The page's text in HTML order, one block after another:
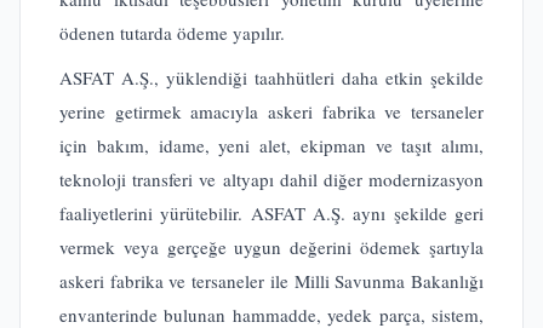
ödenen tutarda ödeme yapılır.
ASFAT A.Ş., yüklendiği taahhütleri daha etkin şekilde
yerine getirmek amacıyla askeri fabrika ve tersaneler
için bakım, idame, yeni alet, ekipman ve taşıt alımı,
teknoloji transferi ve altyapı dahil diğer modernizasyon
faaliyetlerini yürütebilir. ASFAT A.Ş. aynı şekilde geri
vermek veya gerçeğe uygun değerini ödemek şartıyla
askeri fabrika ve tersaneler ile Milli Savunma Bakanlığı
envanterinde bulunan hammadde, yedek parça, sistem,